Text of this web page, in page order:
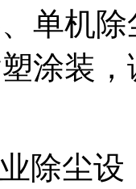
单机
涂装